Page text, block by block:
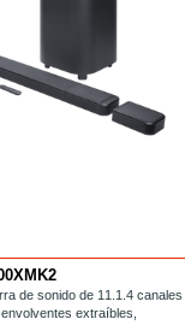
BAR-1300XMK2.html
de sonido de 11.1.4 canales
extraíbles,